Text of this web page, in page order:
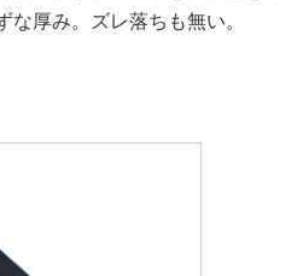
厚み。ズレ落ちも無い。